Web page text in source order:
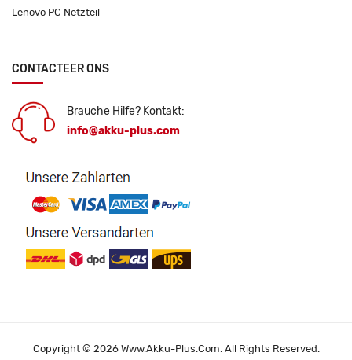
Lenovo PC Netzteil
CONTACTEER ONS
Brauche Hilfe? Kontakt:
info@akku-plus.com
Copyright © 2026 Www.akku-Plus.com. All Rights Reserved.